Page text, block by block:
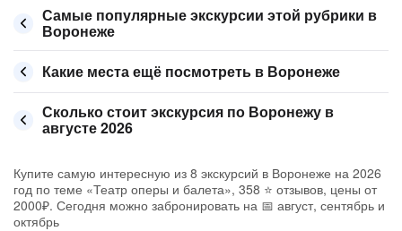
Самые популярные экскурсии этой рубрики в
Воронеже
Какие места ещё посмотреть в Воронеже
Сколько стоит экскурсия по Воронежу в
августе 2026
Купите самую интересную из 8 экскурсий в Воронеже на 2026
год по теме «Театр оперы и балета», 358 ⭐ отзывов, цены от
2000₽. Сегодня можно забронировать на 📅 август, сентябрь и
октябрь